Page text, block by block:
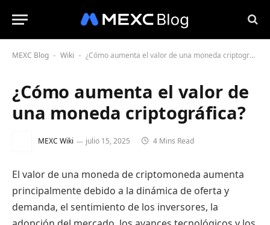
MEXC Blog - Wiki - ¿Cómo aumenta el valor de una moneda criptográfica?
¿Cómo aumenta el valor de
una moneda criptográfica?
MEXC Wiki julio 15, 2025 4 Mins Read
El valor de una moneda de criptomoneda aumenta
principalmente debido a la dinámica de oferta y
demanda, el sentimiento de los inversores, la